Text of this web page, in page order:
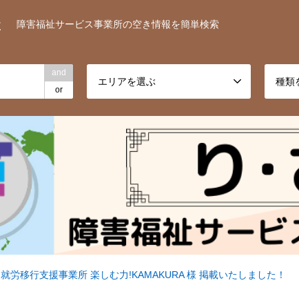
障害福祉サービス事業所の空き情報を簡単検索
and
or
エリアを選ぶ 種類
就労移行支援事業所 楽しむ力!KAMAKURA 様 掲載いたしました！